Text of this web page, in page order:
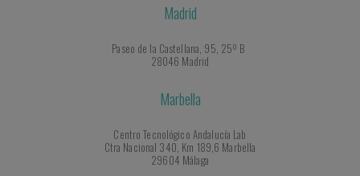
Madrid
Paseo de la Castellana, 95, 25º B
28046 Madrid
Marbella
Centro Tecnológico Andalucía Lab
Ctra Nacional 340, Km 189,6 Marbella
29604 Málaga